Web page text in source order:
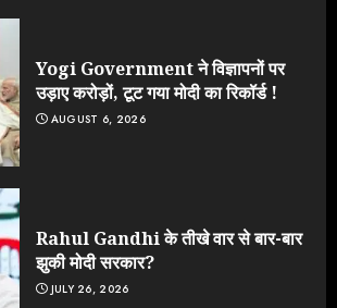
Yogi Government ने विज्ञापनों पर
उड़ाए करोड़ों, टूट गया मोदी का रिकॉर्ड !
AUGUST 6, 2026
Rahul Gandhi के तीखे वार से बार-बार
झुकी मोदी सरकार?
JULY 26, 2026